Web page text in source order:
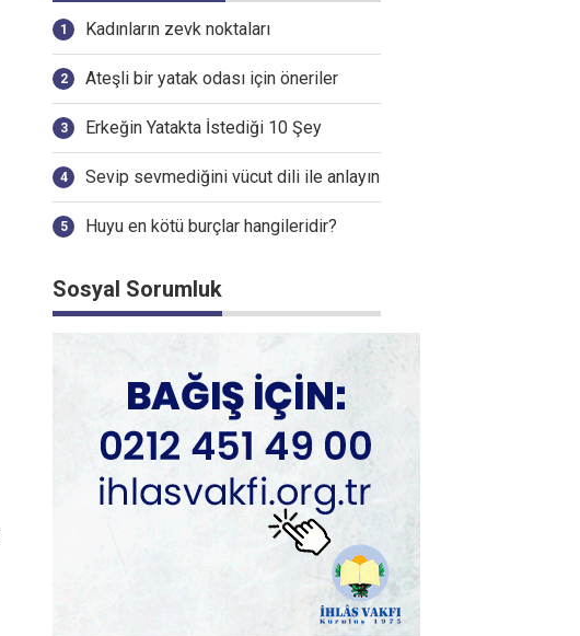
Kadınların zevk noktaları
Ateşli bir yatak odası için öneriler
Erkeğin Yatakta İstediği 10 Şey
Sevip sevmediğini vücut dili ile anlayın
Huyu en kötü burçlar hangileridir?
Sosyal Sorumluk